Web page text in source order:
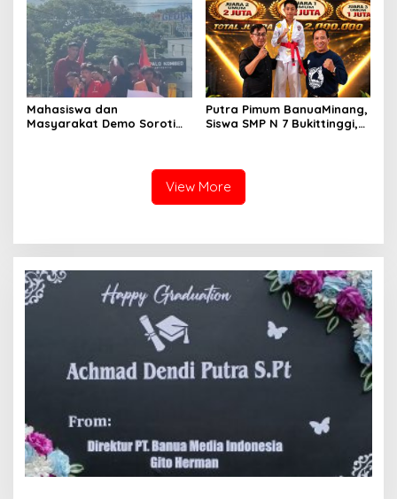
Pelajar
Republik Indonesia
Mahasiswa dan
Masyarakat Demo Soroti
Kecewa Wali Kota dan
Putra Pimum BanuaMinang,
Siswa SMP N 7 Bukittinggi,
Berat 40 Kg dalam
Kejuaraan Karate Jam
Gadang Inkanas Bukittinggi
View More